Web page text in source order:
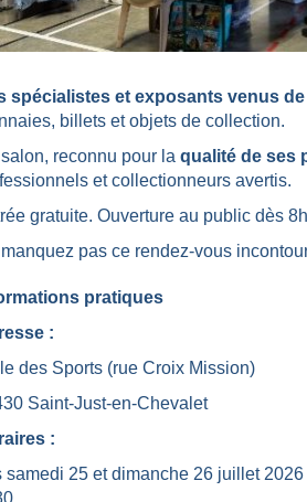
spécialistes et exposants venus
billets et objets de collection.
reconnu pour la qualité de ses
et collectionneurs avertis.
gratuite. Ouverture au public dès
pas ce rendez-vous
pratiques
:
des Sports (rue Croix Mission)
Saint-Just-en-Chevalet
:
samedi 25 et dimanche 26 juillet 2026